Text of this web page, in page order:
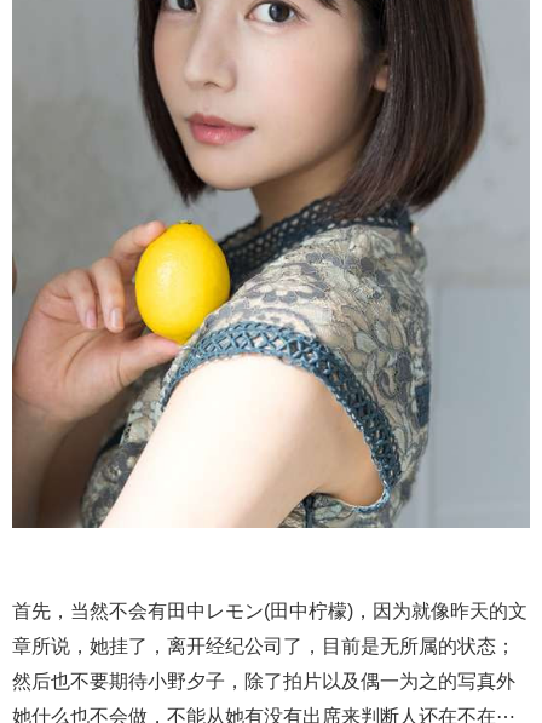
首先，当然不会有田中レモン(田中柠檬)，因为就像昨天的文
章所说，她挂了，离开经纪公司了，目前是无所属的状态；
然后也不要期待小野夕子，除了拍片以及偶一为之的写真外
她什么也不会做，不能从她有没有出席来判断人还在不在⋯